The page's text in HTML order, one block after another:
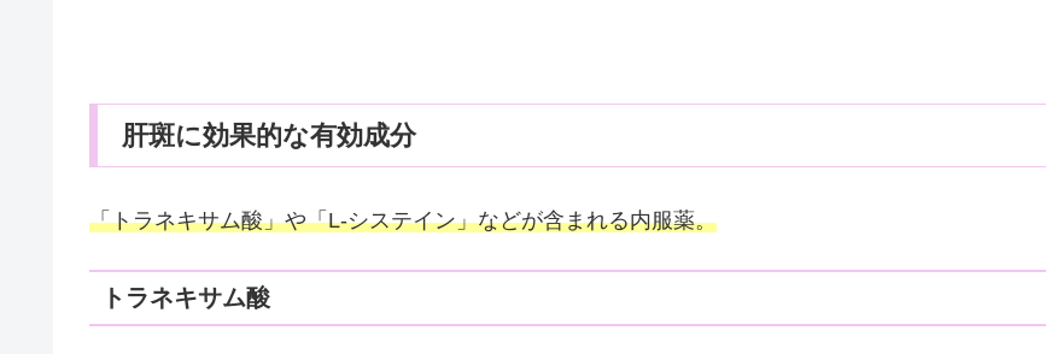
肝斑に効果的な有効成分
「トラネキサム酸」や「L-システイン」などが含まれる内服薬。
トラネキサム酸